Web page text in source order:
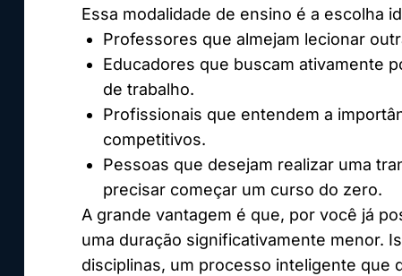
Essa modalidade de ensino é a escolha
Professores que almejam lecionar
Educadores que buscam ativamente
de trabalho.
Profissionais que entendem a
competitivos.
Pessoas que desejam realizar uma
precisar começar um curso do zero.
A grande vantagem é que, por você já
uma duração significativamente menor.
disciplinas, um processo inteligente que